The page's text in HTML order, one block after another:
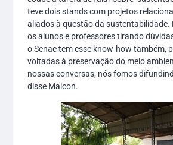
teve dois stands com projetos
aliados à questão da sustentabilidade.
os alunos e professores tirando
o Senac tem esse know-how também,
voltadas à preservação do meio
nossas conversas, nós fomos
disse Maicon.